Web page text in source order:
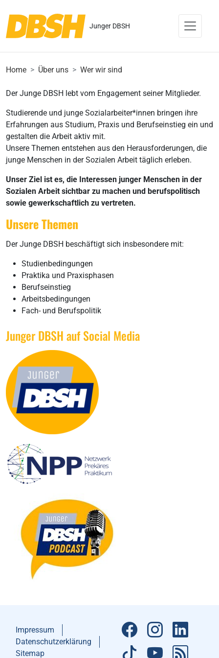
Junger DBSH
Home Über uns Wer wir sind
Der Junge DBSH lebt vom Engagement seiner Mitglieder.
Studierende und junge Sozialarbeiter*innen bringen ihre
Erfahrungen aus Studium, Praxis und Berufseinstieg ein und
gestalten die Arbeit aktiv mit.
Unsere Themen entstehen aus den Herausforderungen, die
junge Menschen in der Sozialen Arbeit täglich erleben.
Unser Ziel ist es, die Interessen junger Menschen in der
Sozialen Arbeit sichtbar zu machen und berufspolitisch
sowie gewerkschaftlich zu vertreten.
Unsere Themen
Der Junge DBSH beschäftigt sich insbesondere mit:
Studienbedingungen
Praktika und Praxisphasen
Berufseinstieg
Arbeitsbedingungen
Fach- und Berufspolitik
Junger DBSH auf Social Media
Impressum
Datenschutzerklärung
Sitemap